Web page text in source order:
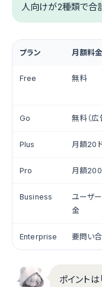
人向けが2種類で合
プラン 月額料金
Free 無料
Go 無料（広
Plus 月額20
Pro 月額200
Business
ユーザ
金
Enterprise 要問い
ポイント